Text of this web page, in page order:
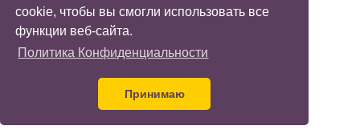
cookie, чтобы вы смогли использовать все
функции веб-сайта.
Политика Конфиденциальности
Принимаю